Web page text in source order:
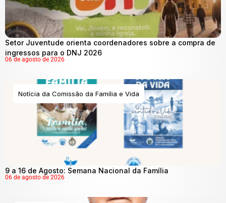
Setor Juventude orienta coordenadores sobre a compra de
ingressos para o DNJ 2026
06 de agosto de 2026
Notícia da Comissão da Família e Vida
9 a 16 de Agosto: Semana Nacional da Família
06 de agosto de 2026